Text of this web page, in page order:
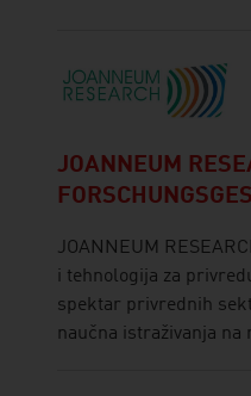
JOANNEUM
JOANNEUM
i tehnologija za
spektar privrednih
naučna istraživanja na